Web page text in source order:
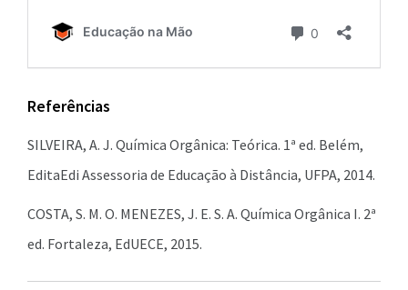
Referências
SILVEIRA, A. J. Química Orgânica: Teórica. 1ª ed. Belém,
EditaEdi Assessoria de Educação à Distância, UFPA, 2014.
COSTA, S. M. O. MENEZES, J. E. S. A. Química Orgânica I. 2ª
ed. Fortaleza, EdUECE, 2015.